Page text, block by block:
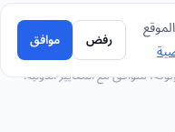
متوافق مع المعايير الدولية.
رفض موافق